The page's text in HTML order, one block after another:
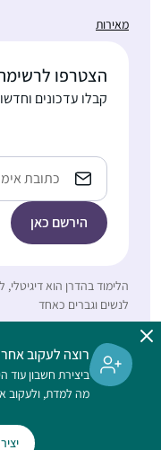
בתחילת הסבב הנוכחי
נחשפתי לחגיגות
המרגשות באירועי
גם למעגל הלומדות.
הסבב התחיל כאשר
בתחילת דרכי בתוכנית
קרן אריאל להכשרת
לא הצלחתי להוסיף
ההתחייבות לדף היומי
הלימוד האינטנסיבי
תוכנית היועצות.
למחרת המבחן הסופי
בנשמ”ת, התחלתי את
ומאז לא הפסקתי.
ישראל
כאשר קיבלתי במייל
ממכון שטיינזלץ את
הדפים הראשונים של
מסכת ברכות במייל.
קודם לא ידעתי איך
אלנה
נשר, ישראל
מאירות
הצטרפו
קבלו עדכונים
Email
הלימוד בהדרן הוא
לנשים וגברים כאחד
רוצה לעקוב
ביצירת חשבון עוד
מה למדת, ולעקוב